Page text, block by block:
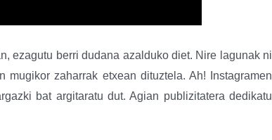
ezagutu berri dudana azalduko diet. Nire lagunak ni
zaharrak etxean dituztela. Ah! Instagramen
bat argitaratu dut. Agian publizitatera dedikatu